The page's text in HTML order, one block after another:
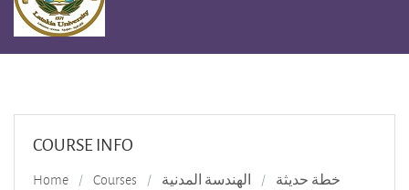
COURSE INFO
Home Courses الهندسة المدنية
خطة حديثة